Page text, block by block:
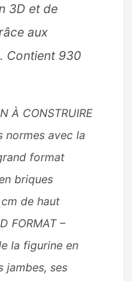
3D et de
aux
Contient 930
À CONSTRUIRE
normes avec la
format
briques
de haut
FORMAT –
la figurine en
jambes, ses